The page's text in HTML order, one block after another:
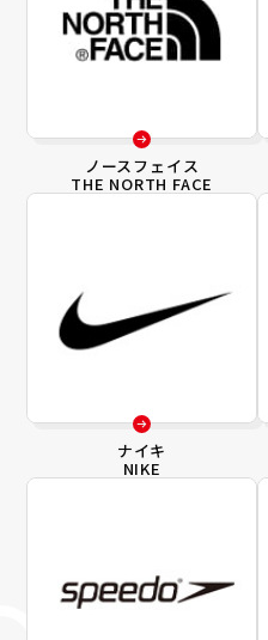
ノースフェイス
THE NORTH FACE
ナイキ
NIKE